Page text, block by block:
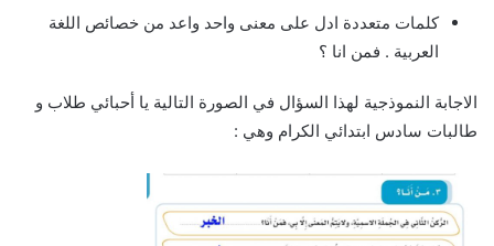
كلمات متعددة ادل على معنى واحد واعد من خصائص اللغة
العربية . فمن انا ؟
الاجابة النموذجية لهذا السؤال في الصورة التالية يا أحبائي طلاب و
طالبات سادس ابتدائي الكرام وهي :